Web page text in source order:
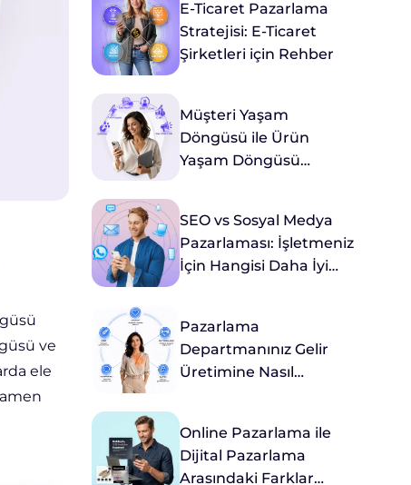
ve
ele
E-Ticaret Pazarlama
Stratejisi: E-Ticaret
Şirketleri için Rehber
Müşteri Yaşam
Döngüsü ile Ürün
Yaşam Döngüsü
Nelerdir?
SEO vs Sosyal Medya
Pazarlaması: İşletmeniz
İçin Hangisi Daha İyi
Pazarlama
Departmanınız Gelir
Üretimine Nasıl
Online Pazarlama ile
Dijital Pazarlama
Arasındaki Farklar